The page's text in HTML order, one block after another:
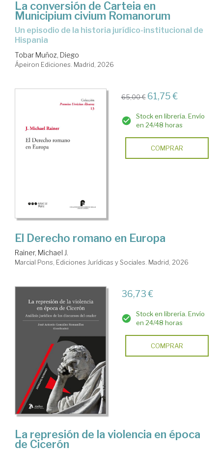
La conversión de Carteia en
Municipium civium Romanorum
Un episodio de la historia jurídico-institucional de
Hispania
Tobar Muñoz, Diego
Ápeiron Ediciones. Madrid, 2026
65,00 € 61,75 €
Stock en librería. Envío
en 24/48 horas
COMPRAR
El Derecho romano en Europa
Rainer, Michael J.
Marcial Pons, Ediciones Jurídicas y Sociales. Madrid, 2026
36,73 €
Stock en librería. Envío
en 24/48 horas
COMPRAR
La represión de la violencia en época
de Cicerón